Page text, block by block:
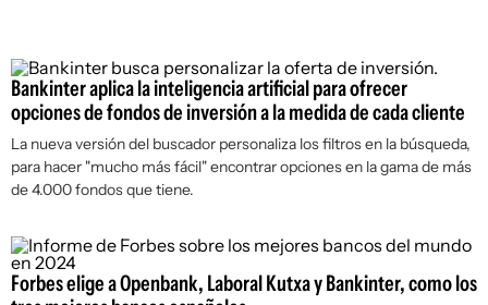
Bankinter aplica la inteligencia artificial para ofrecer
opciones de fondos de inversión a la medida de cada cliente
La nueva versión del buscador personaliza los filtros en la búsqueda,
para hacer "mucho más fácil" encontrar opciones en la gama de más
de 4.000 fondos que tiene.
Forbes elige a Openbank, Laboral Kutxa y Bankinter, como los